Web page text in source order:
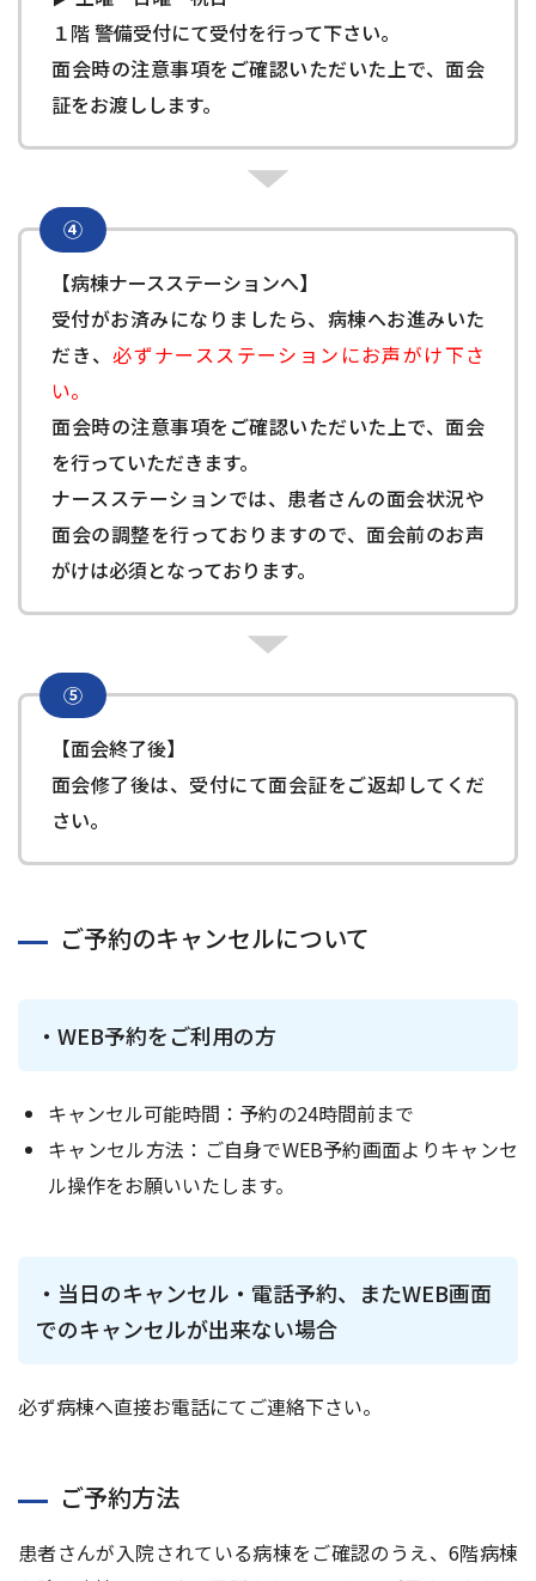
１階 警備受付にて受付を行って下さい。
面会時の注意事項をご確認いただいた上で、面会
証をお渡しします。
④
【病棟ナースステーションへ】
受付がお済みになりましたら、病棟へお進みいた
だき、必ずナースステーションにお声がけ下さ
い。
面会時の注意事項をご確認いただいた上で、面会
を行っていただきます。
ナースステーションでは、患者さんの面会状況や
面会の調整を行っておりますので、面会前のお声
がけは必須となっております。
⑤
【面会終了後】
面会修了後は、受付にて面会証をご返却してくだ
さい。
ご予約のキャンセルについて
WEB予約をご利用の方
キャンセル可能時間：予約の24時間前まで
キャンセル方法：ご自身でWEB予約画面よりキャンセ
ル操作をお願いいたします。
当日のキャンセル・電話予約、またWEB画面
でのキャンセルが出来ない場合
必ず病棟へ直接お電話にてご連絡下さい。
ご予約方法
患者さんが入院されている病棟をご確認のうえ、6階病棟